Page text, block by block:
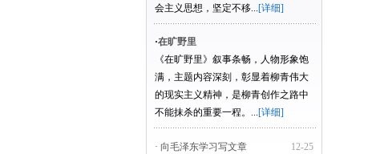
会主义思想，坚定不移...[详细]
·在旷野里
《在旷野里》叙事条畅，人物形象饱
满，主题内容深刻，彰显着柳青伟大
的现实主义精神，是柳青创作之路中
不能抹杀的重要一程。...[详细]
12-25
· 向毛泽东学习写文章